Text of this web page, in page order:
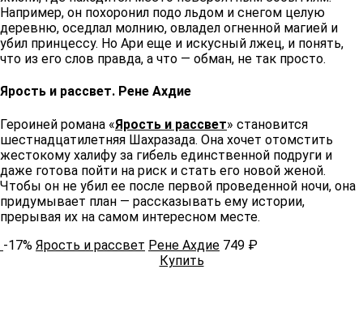
Например, он похоронил подо льдом и снегом целую
деревню, оседлал молнию, овладел огненной магией и
убил принцессу. Но Ари еще и искусный лжец, и понять,
что из его слов правда, а что — обман, не так просто. ​​
Ярость и рассвет. Рене Ахдие ​​
Героиней романа «Ярость и рассвет» становится
шестнадцатилетняя Шахразада. Она хочет отомстить
жестокому халифу за гибель единственной подруги и
даже готова пойти на риск и стать его новой женой.
Чтобы он не убил ее после первой проведенной ночи, она
придумывает план — рассказывать ему истории,
прерывая их на самом интересном месте. ​​
-17% Ярость и рассвет Рене Ахдие 749 ₽
Купить